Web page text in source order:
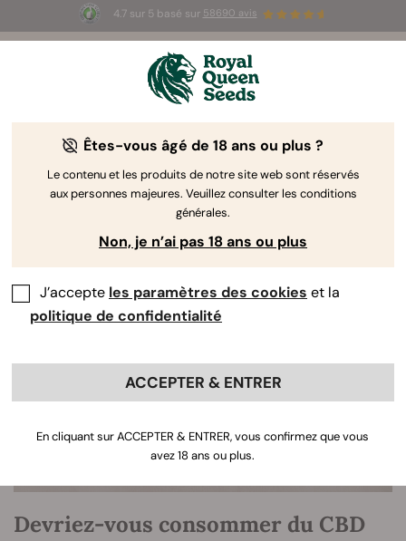
4.7 sur 5 basé sur 58690 avis
☀️ Summer Sales : jusqu'à -50 % sur
certains produits ! ⏤
The RQS Blog
Articles Cannabis Lifestyle
Devriez-vous consommer du CBD
Êtes-vous âgé de 18 ans ou plus ?
Le contenu et les produits de notre site web sont réservés
aux personnes majeures. Veuillez consulter les conditions
générales.
Non, je n’ai pas 18 ans ou plus
J’accepte les paramètres des cookies et la
politique de confidentialité
ACCEPTER & ENTRER
En cliquant sur ACCEPTER & ENTRER, vous confirmez que vous
avez 18 ans ou plus.